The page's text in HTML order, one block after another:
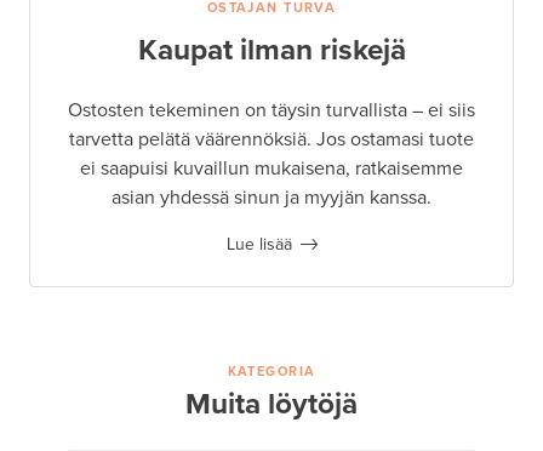
OSTAJAN TURVA
Kaupat ilman riskejä
Ostosten tekeminen on täysin turvallista – ei siis
tarvetta pelätä väärennöksiä. Jos ostamasi tuote
ei saapuisi kuvaillun mukaisena, ratkaisemme
asian yhdessä sinun ja myyjän kanssa.
Lue lisää
KATEGORIA
Muita löytöjä